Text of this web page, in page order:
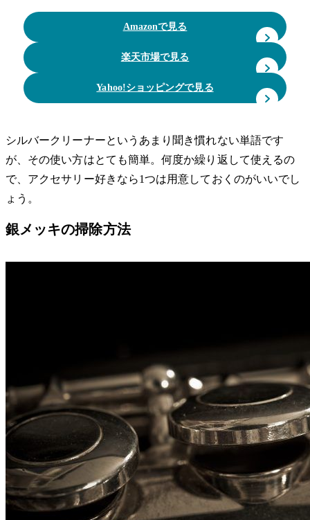
Amazonで見る
楽天市場で見る
Yahoo!ショッピングで見る
シルバークリーナーというあまり聞き慣れない単語です
が、その使い方はとても簡単。何度か繰り返して使えるの
で、アクセサリー好きなら1つは用意しておくのがいいでし
ょう。
銀メッキの掃除方法